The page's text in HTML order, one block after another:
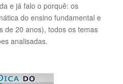
e já falo o porquê: os
do ensino fundamental e
de 20 anos), todos os temas
analisadas.